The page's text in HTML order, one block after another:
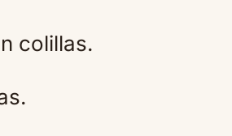
colillas.